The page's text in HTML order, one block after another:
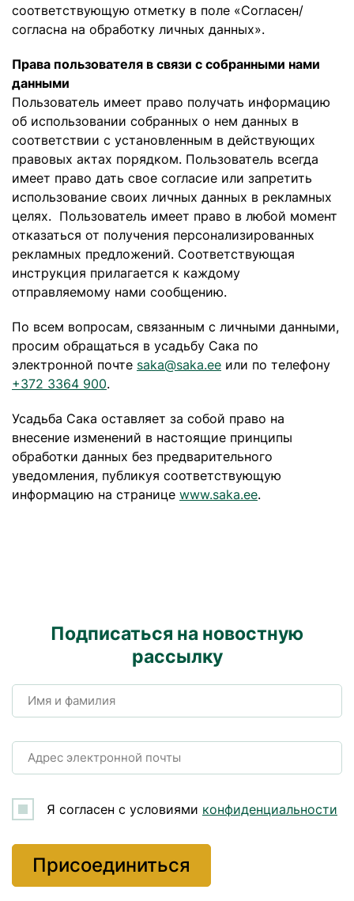
соответствующую отметку в поле «Согласен/
согласна на обработку личных данных».
Права пользователя в связи с собранными нами
данными
Пользователь имеет право получать информацию
об использовании собранных о нем данных в
соответствии с установленным в действующих
правовых актах порядком. Пользователь всегда
имеет право дать свое согласие или запретить
использование своих личных данных в рекламных
целях. Пользователь имеет право в любой момент
отказаться от получения персонализированных
рекламных предложений. Соответствующая
инструкция прилагается к каждому
отправляемому нами сообщению.
По всем вопросам, связанным с личными данными,
просим обращаться в усадьбу Сака по
электронной почте saka@saka.ee или по телефону
+372 3364 900.
Усадьба Сака оставляет за собой право на
внесение изменений в настоящие принципы
обработки данных без предварительного
уведомления, публикуя соответствующую
информацию на странице www.saka.ee.
Подписаться на новостную
рассылку
Имя и фамилия
Адрес электронной почты
Я согласен с условиями конфиденциальности